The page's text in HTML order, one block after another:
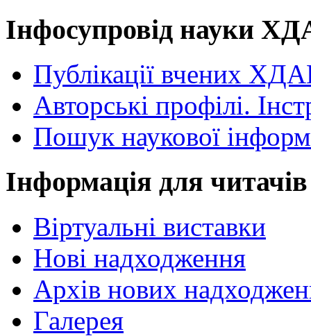
Інфосупровід науки
Публікації вчених
Авторські профілі.
Пошук наукової
Інформація для читачів
Віртуальні виставки
Нові надходження
Архів нових
Галерея